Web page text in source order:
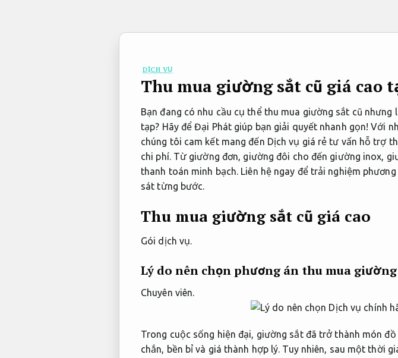
DỊCH VỤ
Thu mua giường sắt cũ giá cao
Bạn đang có nhu cầu cụ thể thu mua giường sắt cũ
tạp? Hãy để Đại Phát giúp bạn giải quyết nhanh gọn! Với
chúng tôi cam kết mang đến Dịch vụ giá rẻ tư vấn hỗ trợ
chi phí. Từ giường đơn, giường đôi cho đến giường inox,
thanh toán minh bạch. Liên hệ ngay để trải nghiệm
sát từng bước.
Thu mua giường sắt cũ giá cao
Gói dịch vụ.
Lý do nên chọn phương án thu mua giường
Chuyên viên.
Trong cuộc sống hiện đại, giường sắt đã trở thành món
chắn, bền bỉ và giá thành hợp lý. Tuy nhiên, sau một thời